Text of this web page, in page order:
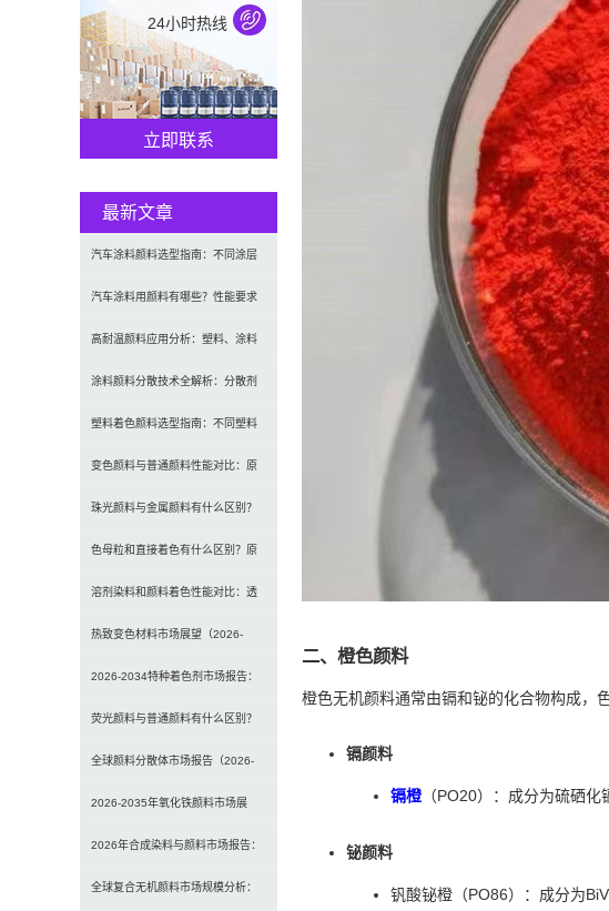
二、橙色颜料
橙色无机颜料通常由镉和铋的化合物构成，
镉颜料
镉橙（PO20）：成分为硫硒化
铋颜料
钒酸铋橙（PO86）：成分为
24小时热线
立即联系
最新文章
汽车涂料颜料选型指南：不同涂层
应用要求、OEM与修补漆用颜料区
别及常见问题
汽车涂料用颜料有哪些？性能要求
及常用颜料类型介绍
高耐温颜料应用分析：塑料、涂料
及工程材料的选型原则与行业实践
涂料颜料分散技术全解析：分散剂
选型、研磨工艺及常见问题解决
塑料着色颜料选型指南：不同塑料
材料如何选择合适颜料？
变色颜料与普通颜料性能对比：原
理、特点及应用差异解析
珠光颜料与金属颜料有什么区别？
原理、效果与应用对比
色母粒和直接着色有什么区别？原
理、性能与应用全面对比
溶剂染料和颜料着色性能对比：透
明性、耐候性与应用选择全解析
热致变色材料市场展望（2026-
2034）：2034年将达336亿美元，
亚太份额超四成
2026-2034特种着色剂市场报告：
规模、份额、趋势及预测
荧光颜料与普通颜料有什么区别？
发光原理、性能对比及应用解析
全球颜料分散体市场报告（2026-
2033）：无机颜料主导，涂料为最
大应用
2026-2035年氧化铁颜料市场展
望：全球规模将达41亿美元，建筑
行业领跑
2026年合成染料与颜料市场报告：
规模、趋势及2030年增长预测
全球复合无机颜料市场规模分析：